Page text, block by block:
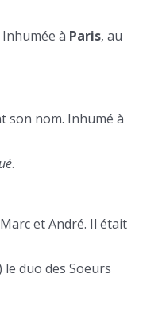
à Paris, au
son nom. Inhumé à
.
et André. Il était
duo des Soeurs